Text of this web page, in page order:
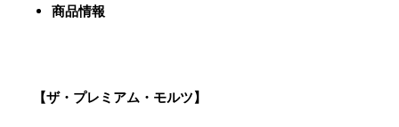
商品情報
【ザ・プレミアム・モルツ】